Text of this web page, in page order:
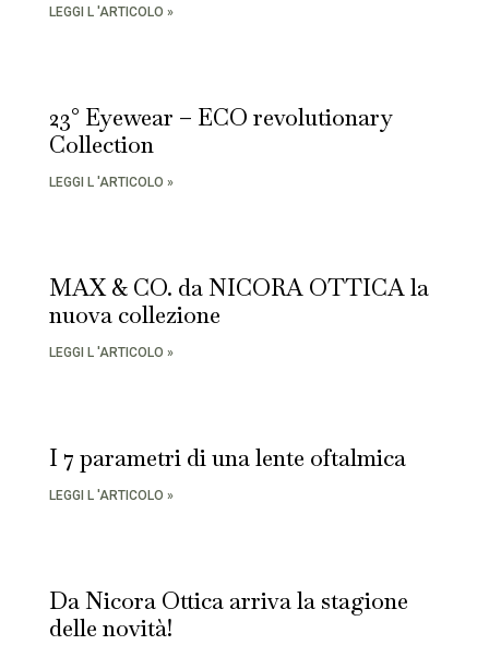
LEGGI L 'ARTICOLO »
23° Eyewear – ECO revolutionary
Collection
LEGGI L 'ARTICOLO »
MAX & CO. da NICORA OTTICA la
nuova collezione
LEGGI L 'ARTICOLO »
I 7 parametri di una lente oftalmica
LEGGI L 'ARTICOLO »
Da Nicora Ottica arriva la stagione
delle novità!